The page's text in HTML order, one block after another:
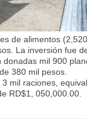
de alimentos
La inversión fue
mil 900
380 mil pesos.
mil raciones,
RD$1, 050,000.00.